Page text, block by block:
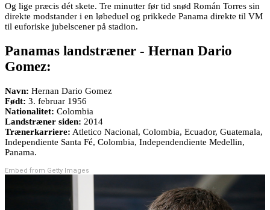
Og lige præcis dét skete. Tre minutter før tid snød Román Torres sin
direkte modstander i en løbeduel og prikkede Panama direkte til VM
til euforiske jubelscener på stadion.
Panamas landstræner - Hernan Dario
Gomez:
Navn: Hernan Dario Gomez
Født: 3. februar 1956
Nationalitet: Colombia
Landstræner siden: 2014
Trænerkarriere: Atletico Nacional, Colombia, Ecuador, Guatemala,
Independiente Santa Fé, Colombia, Independendiente Medellin,
Panama.
Embed from Getty Images